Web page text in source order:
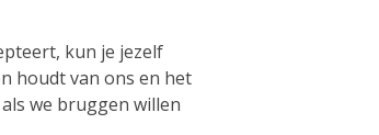
kun je jezelf
houdt van ons en het
we bruggen willen